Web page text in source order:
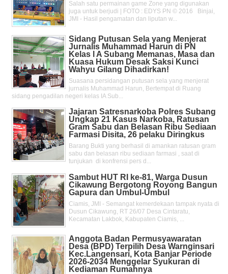
Salah satu permainan game Zone yang digunakan
juga untuk berjudi | FOTO : EDYS PN © 2016 Binjai,
JMI - Hasil pengamatan dan liputan w...
Sidang Putusan Sela yang Menjerat
Jurnalis Muhammad Harun di PN
Kelas l A Subang Memanas, Masa dan
Kuasa Hukum Desak Saksi Kunci
Wahyu Gilang Dihadirkan!
Suasana persidangan putusan sela yang menjerat
jurnalis Muhammad Harun, Bertempat di Ruang
sidang pengadilan negeri kelas IA Sub...
Jajaran Satresnarkoba Polres Subang
Ungkap 21 Kasus Narkoba, Ratusan
Gram Sabu dan Belasan Ribu Sediaan
Farmasi Disita, 26 pelaku Diringkus
Barang Bukti yang berhasil di amankan ratusan gram
sabu dan belasan ribu sediaan farmasi , saat di
tunjukan di konfrensi pers d...
Sambut HUT RI ke-81, Warga Dusun
Cikawung Bergotong Royong Bangun
Gapura dan Umbul-Umbul
Ciamis, JMI - Semangat kemerdekaan tampak nyata di
Dusun Cikawung, RT 26/07 Desa Cintaratu,
Kecamatan Lakbok, Kabupaten Ciamis, ...
Anggota Badan Permusyawaratan
Desa (BPD) Terpilih Desa Warnginsari
Kec.Langensari, Kota Banjar Periode
2026-2034 Menggelar Syukuran di
Kediaman Rumahnya